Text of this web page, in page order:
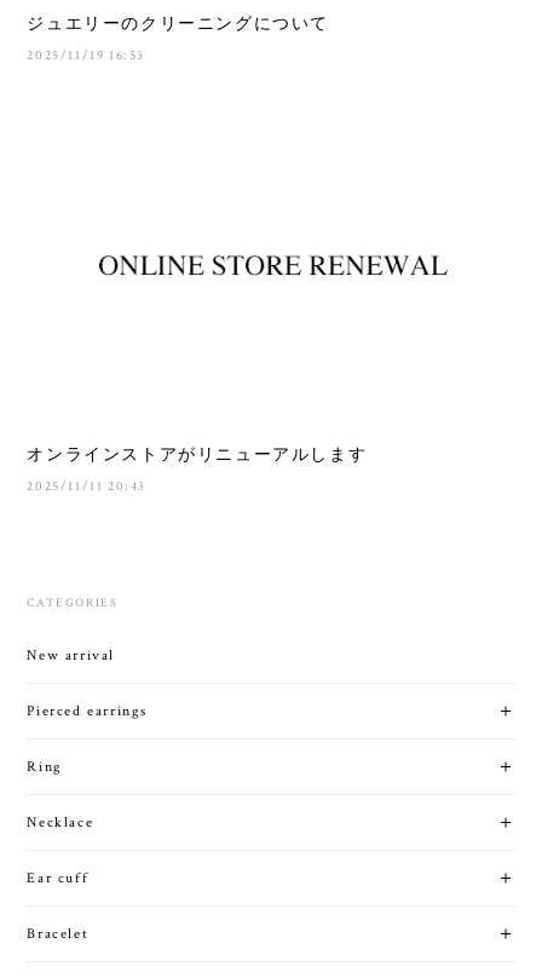
ジュエリーのクリーニングについて
2025/11/19 16:53
オンラインストアがリニューアルします
2025/11/11 20:43
CATEGORIES
New arrival
Pierced earrings
Ring
Necklace
Ear cuff
Bracelet